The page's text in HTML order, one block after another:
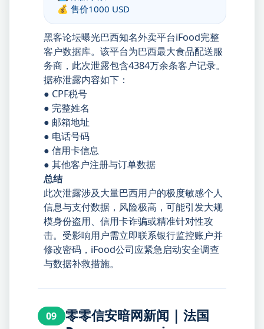
💰 售价1000 USD
黑客论坛曝光巴西知名外卖平台iFood完整
客户数据库。该平台为巴西最大食品配送服
务商，此次泄露包含4384万余条客户记录。
据称泄露内容如下：
● CPF税号
● 完整姓名
● 邮箱地址
● 电话号码
● 信用卡信息
● 其他客户注册与订单数据
总结
此次泄露涉及大量巴西用户的极度敏感个人
信息与支付数据，风险极高，可能引发大规
模身份盗用、信用卡诈骗或精准针对性攻
击。受影响用户需立即联系银行监控账户并
修改密码，iFood公司应紧急启动安全调查
与数据补救措施。
09
零零信安暗网新闻 | 法国